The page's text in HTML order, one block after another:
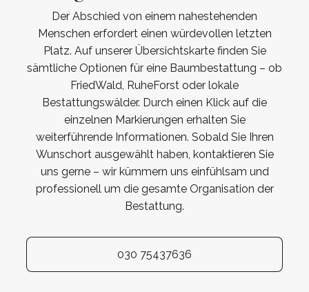
Der Abschied von einem nahestehenden
Menschen erfordert einen würdevollen letzten
Platz. Auf unserer Übersichtskarte finden Sie
sämtliche Optionen für eine Baumbestattung – ob
FriedWald, RuheForst oder lokale
Bestattungswälder. Durch einen Klick auf die
einzelnen Markierungen erhalten Sie
weiterführende Informationen. Sobald Sie Ihren
Wunschort ausgewählt haben, kontaktieren Sie
uns gerne – wir kümmern uns einfühlsam und
professionell um die gesamte Organisation der
Bestattung.
030 75437636